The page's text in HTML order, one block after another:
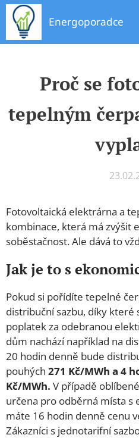
Energoporadce
Proč se
tepelným
Fotovoltaická elektrárna a
kombinace, která má zvýšit
soběstačnost. Ale dává to
Jak je to s
Pokud si pořídíte tepelné
distribuční sazbu, díky které
poplatek za odebranou
dům nachází například na
20 hodin denně bude
pouhých 271 Kč/MWh a 4
Kč/MWh. V případě
určena pro odběrná místa
máte 16 hodin denně cenu
Zákazníci s jednotarifní